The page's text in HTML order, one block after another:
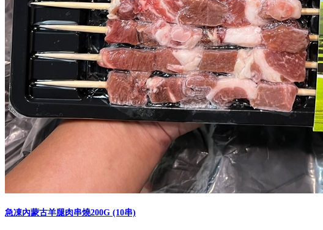
急凍內蒙古羊腿肉串燒200G (10串)